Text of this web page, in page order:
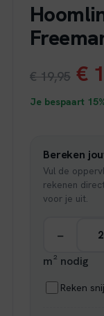
€19,95
€
€
Je bespaart
Bereken
Vul de
rekenen
voor je uit.
−
m² nodig
Reken